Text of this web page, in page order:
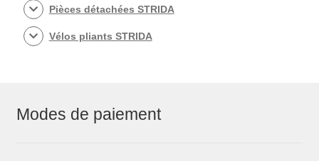
Pièces détachées STRIDA
Vélos pliants STRIDA
Modes de paiement